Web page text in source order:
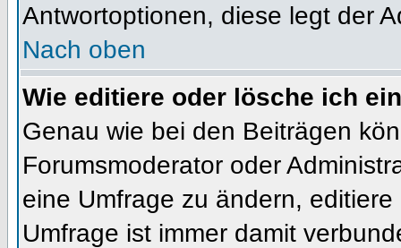
Antwortoptionen, diese legt der
Nach oben
Wie editiere oder lösche ich
Genau wie bei den Beiträgen
Forumsmoderator oder
eine Umfrage zu ändern,
Umfrage ist immer damit